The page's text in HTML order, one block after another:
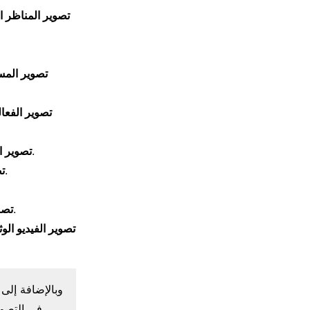
تصوير المناظر
تصوير
تصوير
تصويروهو عبارة عن تصوير الأخبار والتقارير الاعلامية والبرامج التلفزيونية.
وهو عبارة عن تصوير دروس ومحاضرات التعليم عبر الإنترنت.
وهو عبارة عن تصوير الفرق الرياضية وأحداث الرياضة المختلفة.
تصوير الفيديو
وبالإضافة